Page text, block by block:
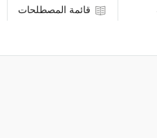
قائمة المصطلحات